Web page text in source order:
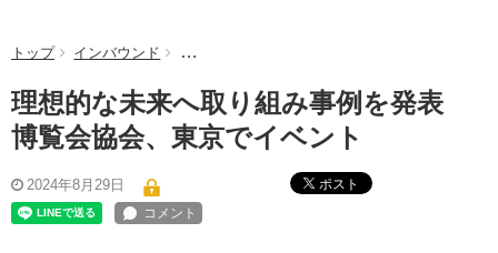
トップ インバウンド 理想的な未来へ取り組み事例を発表 博覧会協
理想的な未来へ取り組み事例を発表
博覧会協会、東京でイベント
2024年8月29日 ポスト